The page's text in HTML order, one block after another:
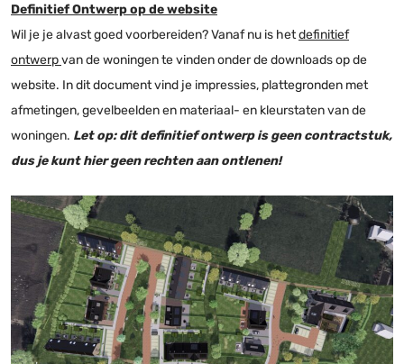
Definitief Ontwerp op de website
Wil je je alvast goed voorbereiden? Vanaf nu is hetdefinitief
ontwerpvan de woningen te vinden onder de downloads op de
website. In dit document vind je impressies, plattegronden met
afmetingen, gevelbeelden en materiaal- en kleurstaten van de
woningen. Let op: dit definitief ontwerp is geen contractstuk,
dus je kunt hier geen rechten aan ontlenen!